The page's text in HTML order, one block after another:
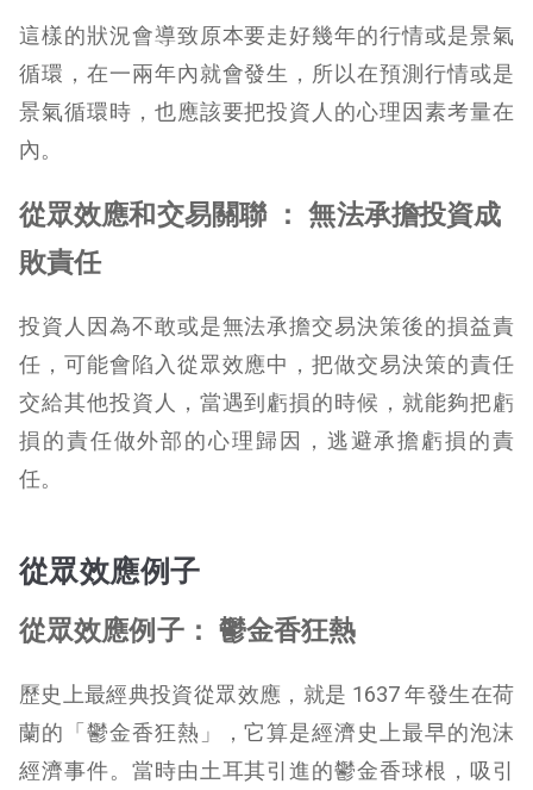
這樣的狀況會導致原本要走好幾年的行情或是景氣
循環，在一兩年內就會發生，所以在預測行情或是
景氣循環時，也應該要把投資人的心理因素考量在
內。
從眾效應和交易關聯 ： 無法承擔投資成
敗責任
投資人因為不敢或是無法承擔交易決策後的損益責
任，可能會陷入從眾效應中，把做交易決策的責任
交給其他投資人，當遇到虧損的時候，就能夠把虧
損的責任做外部的心理歸因，逃避承擔虧損的責
任。
從眾效應例子
從眾效應例子： 鬱金香狂熱
歷史上最經典投資從眾效應，就是 1637 年發生在荷
蘭的「鬱金香狂熱」，它算是經濟史上最早的泡沫
經濟事件。當時由土耳其引進的鬱金香球根，吸引